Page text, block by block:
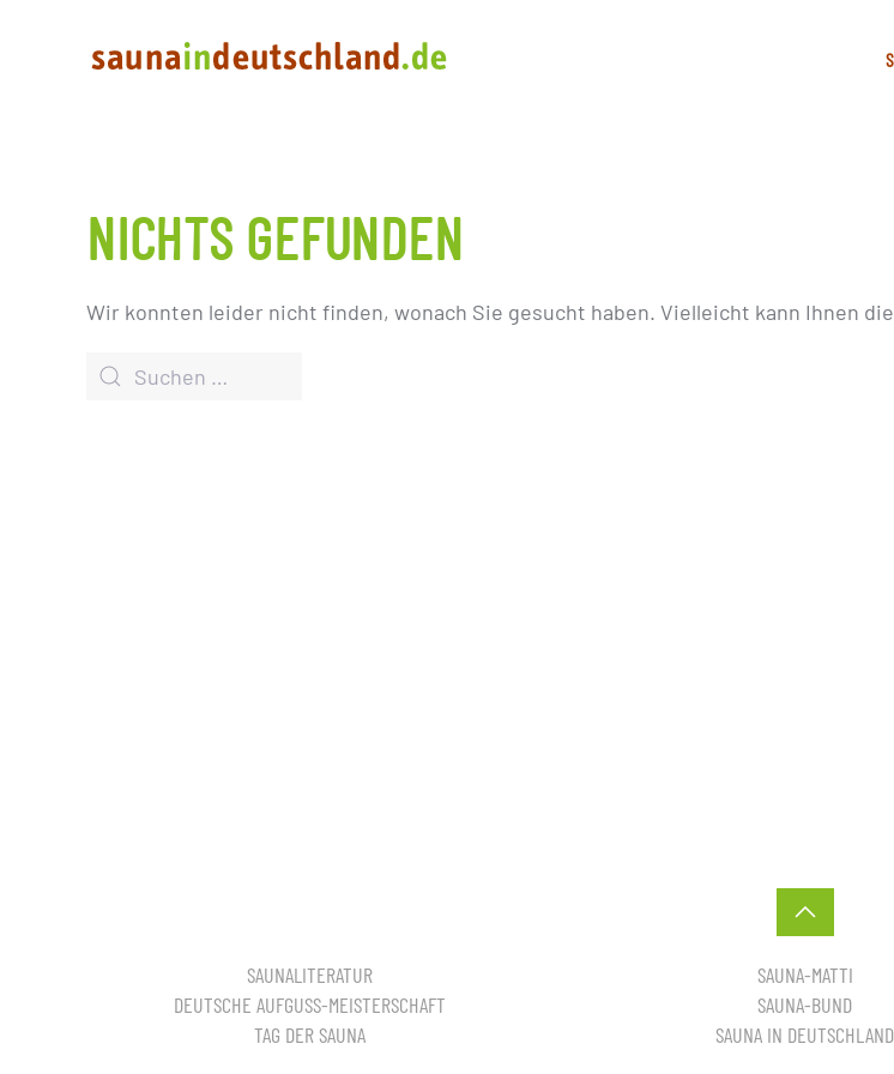
NICHTS GEFUNDEN
Wir konnten leider nicht finden, wonach Sie gesucht haben. Vielleicht kann Ihnen
SAUNALITERATUR
DEUTSCHE AUFGUSS-MEISTERSCHAFT
TAG DER SAUNA
SAUNA-MATTI
SAUNA-BUND
SAUNA IN DEUTSCHLAND